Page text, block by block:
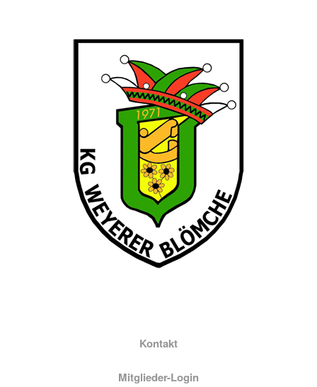
Kontakt
Mitglieder-Login